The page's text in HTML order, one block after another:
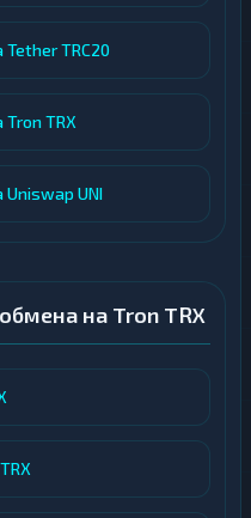
TRC20
TRX
UNI
на Tron TRX